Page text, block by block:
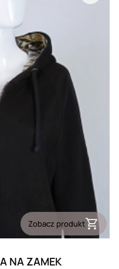
Zobacz produkt
NA ZAMEK